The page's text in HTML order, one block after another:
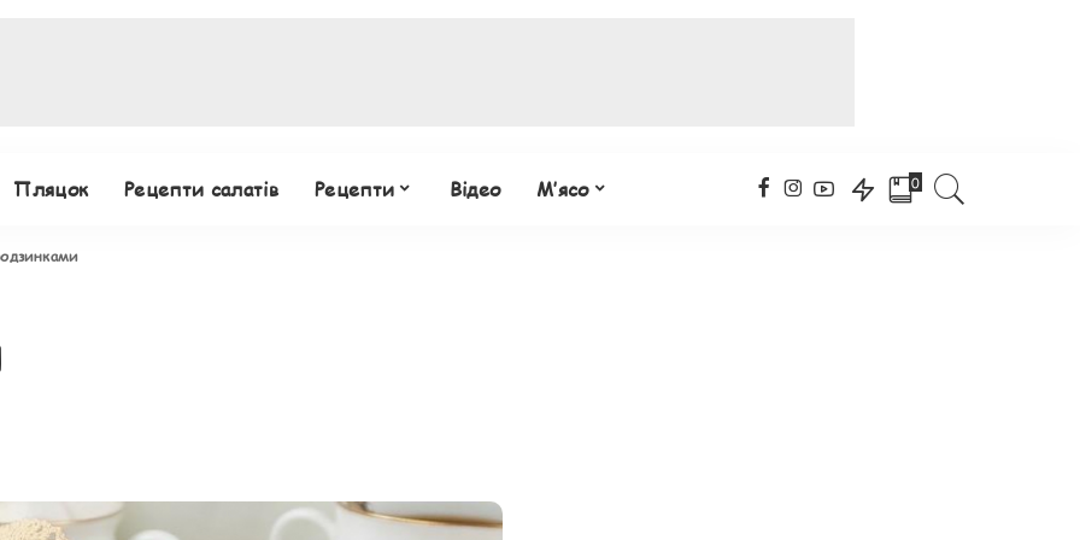
Пляцок Рецепти салатів Рецепти Відео М’ясо 0